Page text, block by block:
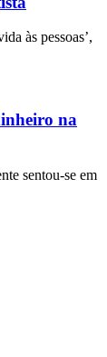
às pessoas’,
na
sentou-se em